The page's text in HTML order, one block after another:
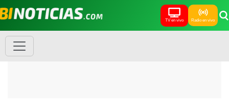
TV en vivo Radio en vivo